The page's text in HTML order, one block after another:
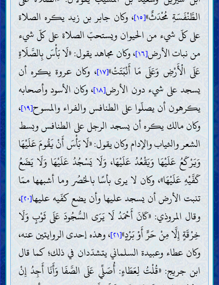
الطَّنْفَسَةِ مُحْدَثٌ»[١٥] ، وكان جابر بن زيد يكره الصلاة
على كلّ شيء من الحيوان ويستحبّ الصلاة على كلّ شيء
من نبات الأرض[١٦]
، وكان مجاهد يقول: «لَا بَأْسَ بِالصَّلَاةِ
عَلَى الْأَرْضِ وَعَلَى مَا أَنْبَتَتْ»[١٧]
، وكان عروة يكره أن
يسجد على شيء دون الأرض[١٨]
، وكان الأسود وأصحابه
يكرهون أن يصلّوا على الطنافس والفراء والمسوح[١٩]
،
وكان مالك يكره أن يسجد الرجل على الطنافس وبسط
الشعر والثياب والإدام وكان يقول: «لَا بَأْسَ أَنْ يَقُومَ عَلَيْهَا
وَيَرْكَعُ عَلَيْهَا وَيَقْعُدُ عَلَيْهَا، وَلَا يَسْجُدُ عَلَيْهَا وَلَا يَضَعُ
كَفَّيْهِ عَلَيْهَا»، وكان لا يرى بأسًا بالحُصُر وما أشبهها ممّا
تنبت الأرض أن يسجد عليها وأن يضع كفّيه عليها[٢٠] ،
وقال المروذي: «كَانَ أَحْمَدُ لَا يَرَى السُّجُودَ عَلَى ثَوْبٍ وَلَا
خِرْقَةٍ إِلَّا مِنْ حَرٍّ أَوْ بَرْدٍ»[٢١] ، وهذه إحدى الروايتين عنه،
وكان عطاء وعبيدة السلماني يتشدّدان في ذلك؛ كما قال
ابن جريج: «قُلْتُ لِعَطَاءٍ: أُصَلِّي عَلَى الصَّفَا وَأَنَا أَجِدُ إِنْ